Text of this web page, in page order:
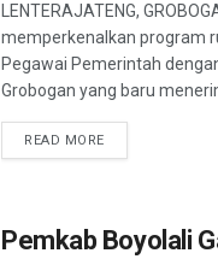
LENTERAJATENG,
memperkenalkan program
Pegawai Pemerintah
Grobogan yang baru
READ MOREDETAILS
Pemkab Boyolali